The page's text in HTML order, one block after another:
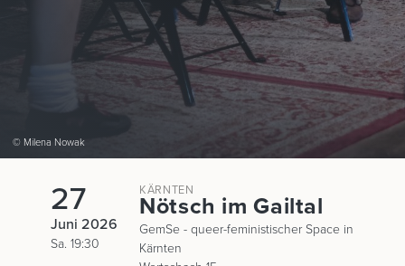
© Milena Nowak
27
Juni 2026
Sa. 19:30
KÄRNTEN
Nötsch im Gailtal
GemSe - queer-feministischer Space in
Kärnten